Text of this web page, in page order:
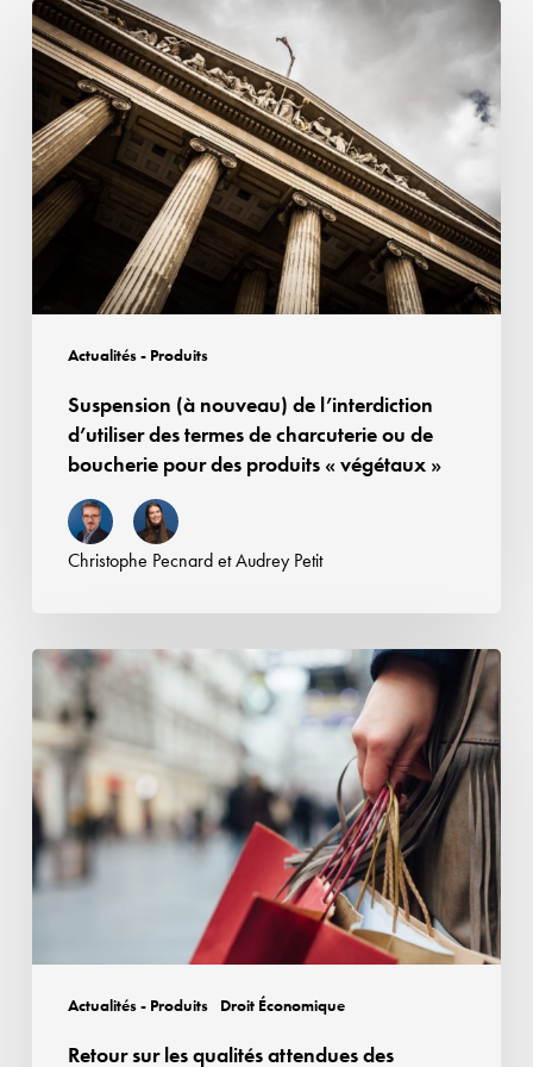
Actualités - Produits
Suspension
(à
nouveau)
l’interdiction
d’utiliser
des
termes
charcuterie
boucherie
produits
Suspension (à nouveau) de l’interdiction
d’utiliser des termes de charcuterie ou de
boucherie pour des produits « végétaux »
Christophe PecnardetAudrey Petit
Actualités - Produits Droit Économique
Retour
les
qualités
attendues
des
cosmétiques
«
usage
professionnel
Retour sur les qualités attendues des